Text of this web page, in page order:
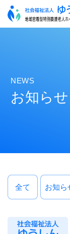
NEWS
お知らせ
全て お知ら